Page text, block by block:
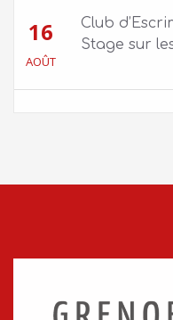
16
AOÛT
Club
Stage sur